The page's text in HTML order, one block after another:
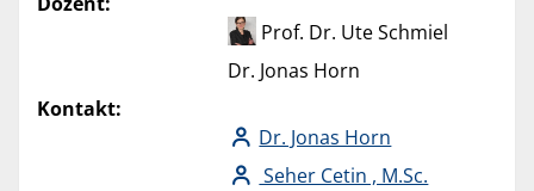
Prof. Dr. Ute Schmiel
Dr. Jonas Horn
Kontakt:
Dr. Jonas Horn
Seher Cetin , M.Sc.